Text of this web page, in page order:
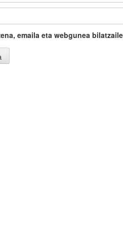
emaila eta webgunea